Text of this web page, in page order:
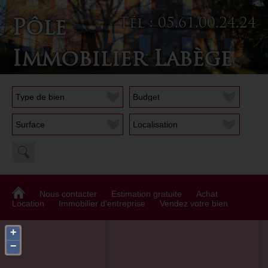
Tél : 05.61.00.24.24
Pôle
Immobilier Labège
Localisation
Nous contacter Estimation gratuite
Achat
Location
Immobilier d'entreprise Vendez votre bien
+
−